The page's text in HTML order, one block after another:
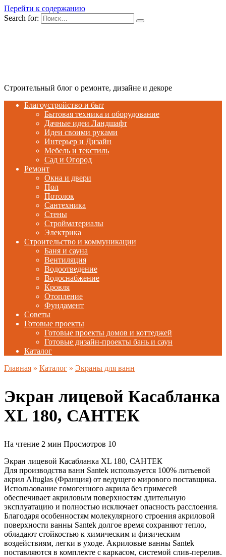
Перейти к содержанию
Search for:
Строительный блог о ремонте, дизайне и декоре
Благоустройство и быт
Бытовая техника и оборудование
Дачные идеи Ландшафт
Идеи своими руками
Интерьер и Дизайн
Мебель и текстиль
Сад и Огород
Ремонт
Окна и двери
Пол
Потолок
Сантехника
Стены
Стройматериалы
Электрика
Строительство и коммуникации
Баня и сауна
Вентиляция
Водоотведение
Водоснабжение
Кровля
Отопление
Фундамент
Советы
Готовые проекты
Готовые проекты домов и коттеджей
Готовые дизайн-проекты бань и саун
Каталог
Главная » Каталог » Экраны для ванн
Экран лицевой Касабланка
XL 180, САНТЕК
На чтение 2 мин Просмотров 10
Экран лицевой Касабланка XL 180, САНТЕК
Для производства ванн Santek используется 100% литьевой
акрил Altuglas (Франция) от ведущего мирового поставщика.
Использование гомогенного акрила без примесей
обеспечивает акриловым поверхностям длительную
эксплуатацию и полностью исключает опасность расслоения.
Благодаря особенностям молекулярного строения акриловой
поверхности ванны Santek долгое время сохраняют тепло,
обладают стойкостью к химическим и физическим
воздействиям, легки в уходе. Акриловые ванны Santek
поставляются в комплекте с каркасом, системой слив-перелив.